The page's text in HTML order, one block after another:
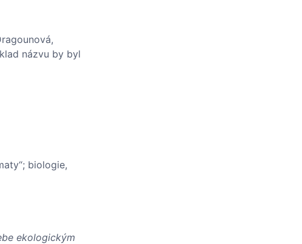
názvu by byl
biologie,
ekologickým